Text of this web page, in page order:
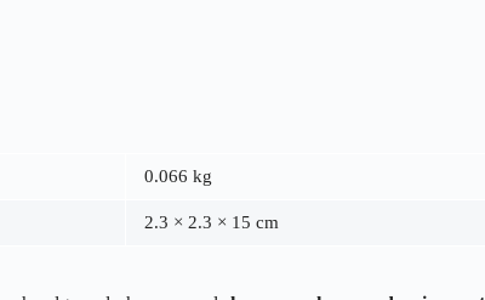
0.066 kg
2.3 × 2.3 × 15 cm